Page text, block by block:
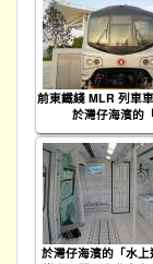
前東鐵綫 MLR 列車
於灣仔海濱的
於灣仔海濱的「水上